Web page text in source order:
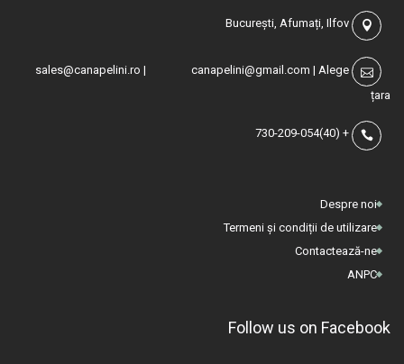
sales@canapelini.ro | canapelini@gmail.com | Alege
țara
+
(40)730-209-054
Despre noi
Termeni și condiții de utilizare
Contactează-ne
ANPC
Follow us on Facebook